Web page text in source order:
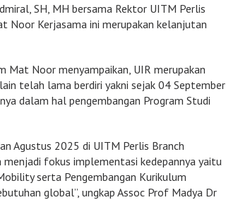
SH, MH bersama Rektor UITM Perlis
Noor Kerjasama ini merupakan kelanjutan
Mat Noor menyampaikan, UIR merupakan
telah lama berdiri yakni sejak 04 September
dalam hal pengembangan Program Studi
Agustus 2025 di UITM Perlis Branch
fokus implementasi kedepannya yaitu
serta Pengembangan Kurikulum
global”, ungkap Assoc Prof Madya Dr